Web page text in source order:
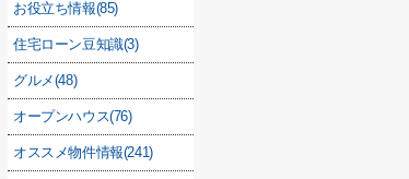
お役立ち情報(85)
住宅ローン豆知識(3)
グルメ(48)
オープンハウス(76)
オススメ物件情報(241)